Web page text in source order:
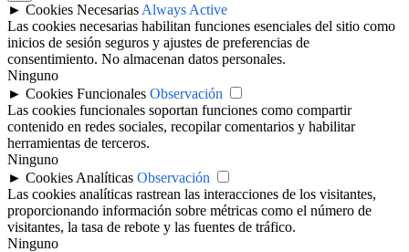
► Cookies Necesarias Always Active
Las cookies necesarias habilitan funciones esenciales del sitio como
inicios de sesión seguros y ajustes de preferencias de
consentimiento. No almacenan datos personales.
Ninguno
► Cookies Funcionales Observación
Las cookies funcionales soportan funciones como compartir
contenido en redes sociales, recopilar comentarios y habilitar
herramientas de terceros.
Ninguno
► Cookies Analíticas Observación
Las cookies analíticas rastrean las interacciones de los visitantes,
proporcionando información sobre métricas como el número de
visitantes, la tasa de rebote y las fuentes de tráfico.
Ninguno